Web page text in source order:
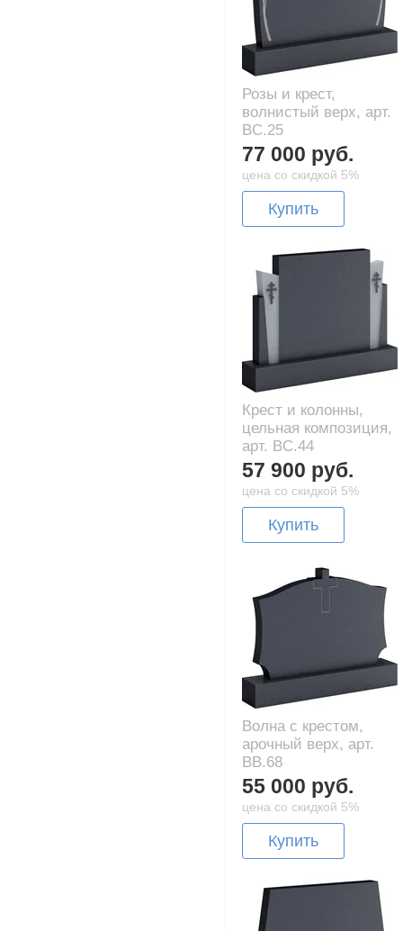
Розы и крест,
волнистый верх, арт.
BC.25
77 000 руб.
цена со скидкой 5%
Купить
Крест и колонны,
цельная композиция,
арт. BC.44
57 900 руб.
цена со скидкой 5%
Купить
Волна с крестом,
арочный верх, арт.
BB.68
55 000 руб.
цена со скидкой 5%
Купить